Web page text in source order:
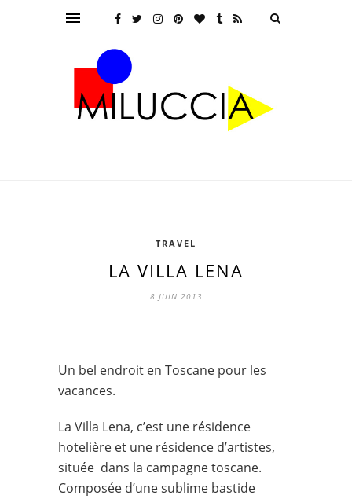
TRAVEL
LA VILLA LENA
8 JUIN 2013
Un bel endroit en Toscane pour les
vacances.
La Villa Lena, c’est une résidence
hotelière et une résidence d’artistes,
située dans la campagne toscane.
Composée d’une sublime bastide